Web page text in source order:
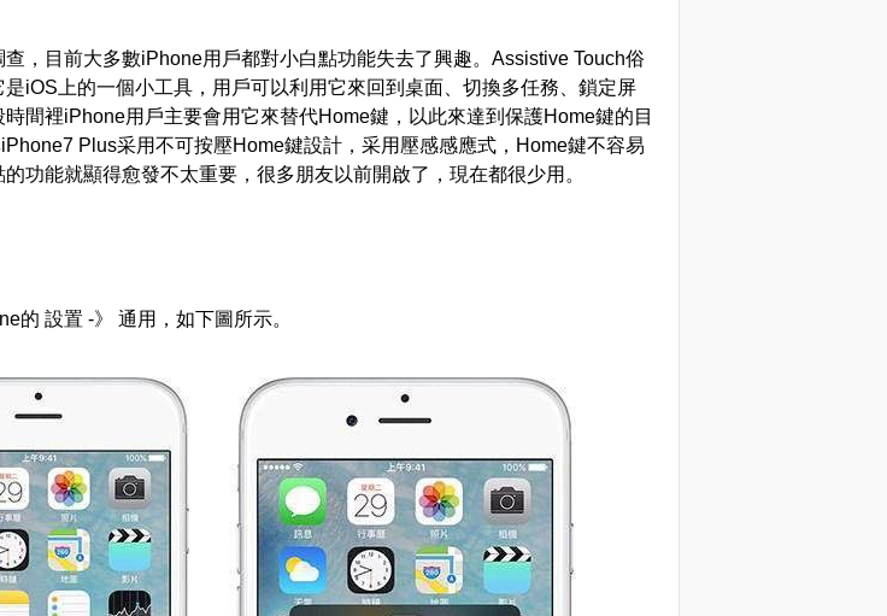
，目前大多數iPhone用戶都對小白點功能失去了興趣。Assistive Touch俗
iOS上的一個小工具，用戶可以利用它來回到桌面、切換多任務、鎖定屏
間裡iPhone用戶主要會用它來替代Home鍵，以此來達到保護Home鍵的目
Plus采用不可按壓Home鍵設計，采用壓感感應式，Home鍵不容易
功能就顯得愈發不太重要，很多朋友以前開啟了，現在都很少用。
的 設置 -》 通用，如下圖所示。